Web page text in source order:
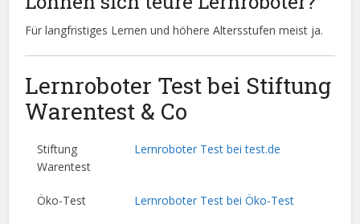
Für langfristiges Lernen und höhere Altersstufen meist ja.
Lernroboter Test bei Stiftung
Warentest & Co
Stiftung
Warentest
Lernroboter Test bei test.de
Öko-Test Lernroboter Test bei Öko-Test